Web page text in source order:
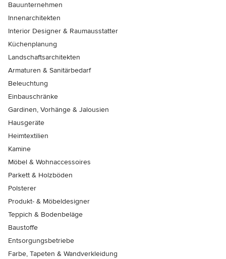
Bauunternehmen
Innenarchitekten
Interior Designer & Raumausstatter
Küchenplanung
Landschaftsarchitekten
Armaturen & Sanitärbedarf
Beleuchtung
Einbauschränke
Gardinen, Vorhänge & Jalousien
Hausgeräte
Heimtextilien
Kamine
Möbel & Wohnaccessoires
Parkett & Holzböden
Polsterer
Produkt- & Möbeldesigner
Teppich & Bodenbeläge
Baustoffe
Entsorgungsbetriebe
Farbe, Tapeten & Wandverkleidung